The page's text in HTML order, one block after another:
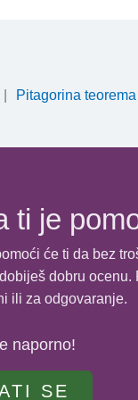
- Zadatak 6
- Zadatak 7 🔓
Pitagorina teorema
ti je
će ti da bez
dobru ocenu.
ili za odgovaranje.
naporno!
SE